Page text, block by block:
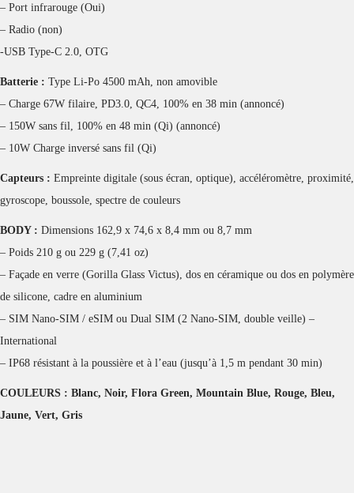
– Port infrarouge (Oui)
– Radio (non)
-USB Type-C 2.0, OTG
Batterie : Type Li-Po 4500 mAh, non amovible
– Charge 67W filaire, PD3.0, QC4, 100% en 38 min (annoncé)
– 150W sans fil, 100% en 48 min (Qi) (annoncé)
– 10W Charge inversé sans fil (Qi)
Capteurs : Empreinte digitale (sous écran, optique), accéléromètre, proximité,
gyroscope, boussole, spectre de couleurs
BODY : Dimensions 162,9 x 74,6 x 8,4 mm ou 8,7 mm
– Poids 210 g ou 229 g (7,41 oz)
– Façade en verre (Gorilla Glass Victus), dos en céramique ou dos en polymère
de silicone, cadre en aluminium
– SIM Nano-SIM / eSIM ou Dual SIM (2 Nano-SIM, double veille) –
International
– IP68 résistant à la poussière et à l’eau (jusqu’à 1,5 m pendant 30 min)
COULEURS : Blanc, Noir, Flora Green, Mountain Blue, Rouge, Bleu,
Jaune, Vert, Gris